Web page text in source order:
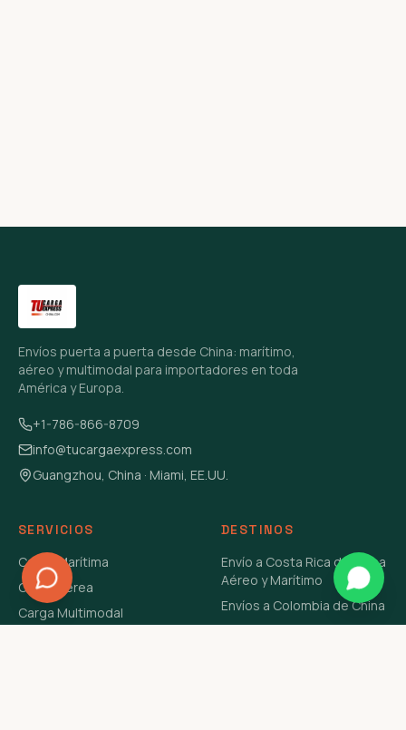
Envíos puerta a puerta desde China: marítimo,
aéreo y multimodal para importadores en toda
América y Europa.
+1-786-866-8709
info@tucargaexpress.com
Guangzhou, China · Miami, EE.UU.
SERVICIOS
Carga Marítima
Carga Aérea
Carga Multimodal
DESTINOS
Envío a Costa Rica de China
Aéreo y Marítimo
Envíos a Colombia de China